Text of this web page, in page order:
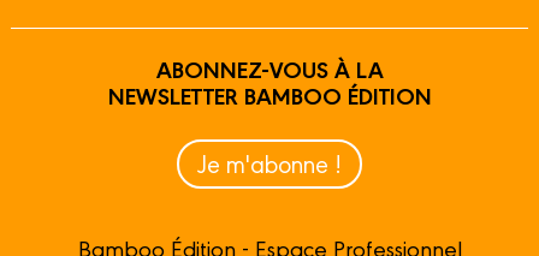
ABONNEZ-VOUS À LA
NEWSLETTER BAMBOO ÉDITION
Je m'abonne !
Bamboo Édition - Espace Professionnel